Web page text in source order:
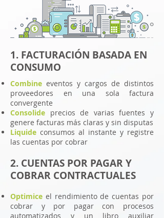
1. FACTURACIÓN BASADA EN
CONSUMO
Combine eventos y cargos de distintos
proveedores en una sola factura
convergente
Consolide precios de varias fuentes y
genere facturas más claras y sin disputas
Liquide consumos al instante y registre
las cuentas por cobrar
2. CUENTAS POR PAGAR Y
COBRAR CONTRACTUALES
Optimice el rendimiento de cuentas por
cobrar y por pagar con procesos
automatizados y un libro auxiliar